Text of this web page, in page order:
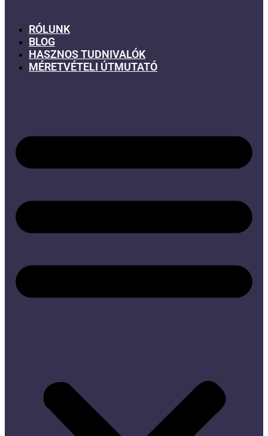
RÓLUNK
BLOG
HASZNOS TUDNIVALÓK
MÉRETVÉTELI ÚTMUTATÓ